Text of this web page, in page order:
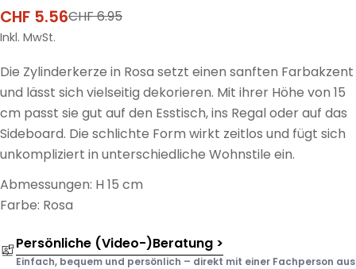
Verkaufspreis
CHF 5.56
Regulärer
Preis
CHF 6.95
Inkl. MwSt.
Die Zylinderkerze in Rosa setzt einen sanften Farbakzent
und lässt sich vielseitig dekorieren. Mit ihrer Höhe von 15
cm passt sie gut auf den Esstisch, ins Regal oder auf das
Sideboard. Die schlichte Form wirkt zeitlos und fügt sich
unkompliziert in unterschiedliche Wohnstile ein.
Abmessungen: H 15 cm
Farbe: Rosa
Persönliche (Video-)Beratung >
Einfach, bequem und persönlich – direkt mit einer Fachperson aus